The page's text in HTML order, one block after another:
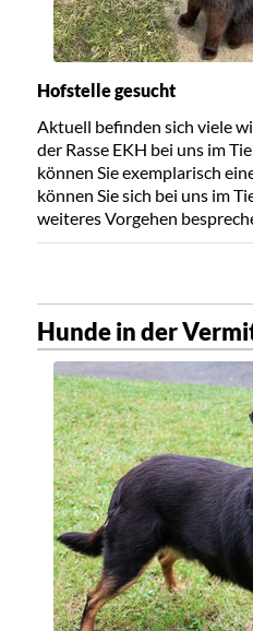
Hofstelle gesucht
Aktuell befinden sich viele
der Rasse EKH bei uns im
können Sie exemplarisch
können Sie sich bei uns im
weiteres Vorgehen
Hunde in der